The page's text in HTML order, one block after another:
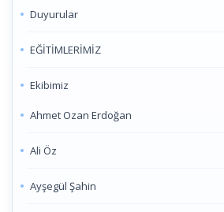
Duyurular
EĞİTİMLERİMİZ
Ekibimiz
Ahmet Ozan Erdoğan
Ali Öz
Ayşegül Şahin